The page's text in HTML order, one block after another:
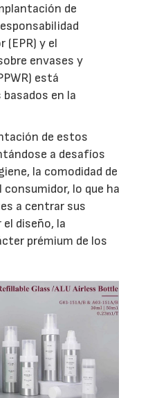
de
(EPR) y el
envases y
está
en la
de estos
a desafíos
la comodidad de
consumidor, lo que ha
a centrar sus
diseño, la
prémium de los